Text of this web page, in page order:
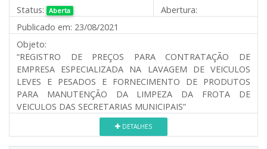
Status: Aberta
Abertura:
Publicado em: 23/08/2021
Objeto:
“REGISTRO DE PREÇOS PARA CONTRATAÇÃO DE
EMPRESA ESPECIALIZADA NA LAVAGEM DE VEICULOS
LEVES E PESADOS E FORNECIMENTO DE PRODUTOS
PARA MANUTENÇÃO DA LIMPEZA DA FROTA DE
VEICULOS DAS SECRETARIAS MUNICIPAIS”
DETALHES